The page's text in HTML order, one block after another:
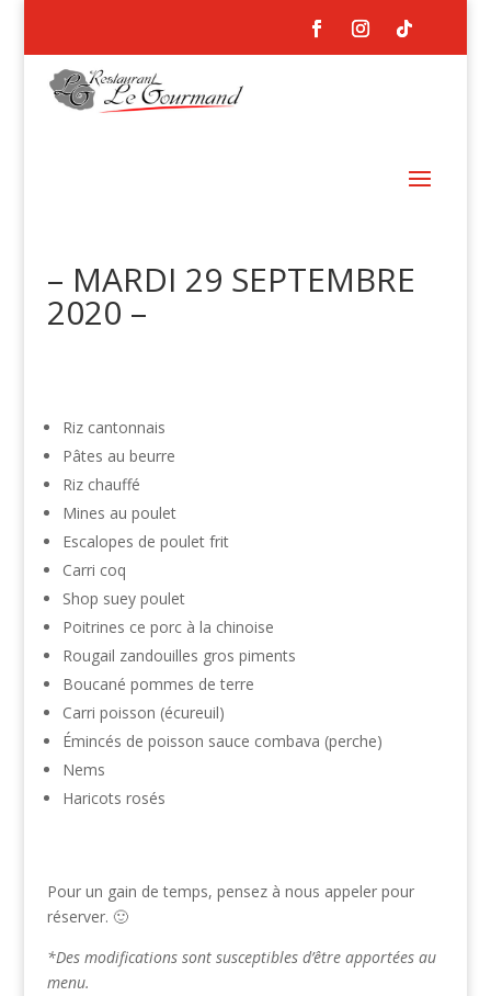
– MARDI 29 SEPTEMBRE
2020 –
Riz cantonnais
Pâtes au beurre
Riz chauffé
Mines au poulet
Escalopes de poulet frit
Carri coq
Shop suey poulet
Poitrines ce porc à la chinoise
Rougail zandouilles gros piments
Boucané pommes de terre
Carri poisson (écureuil)
Émincés de poisson sauce combava (perche)
Nems
Haricots rosés
Pour un gain de temps, pensez à nous appeler pour
réserver. 🙂
*Des modifications sont susceptibles d’être apportées au
menu.